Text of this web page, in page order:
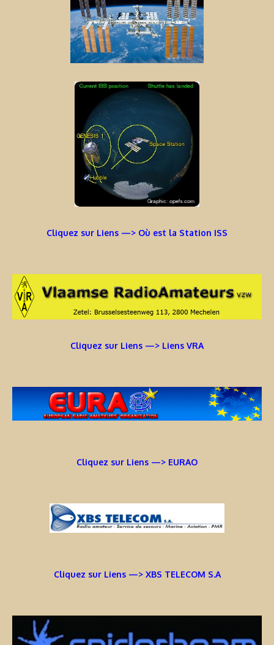
Cliquez sur Liens —> Où est la Station ISS
Cliquez sur Liens —> Liens VRA
Cliquez sur Liens —> EURAO
Cliquez sur Liens —> XBS TELECOM S.A